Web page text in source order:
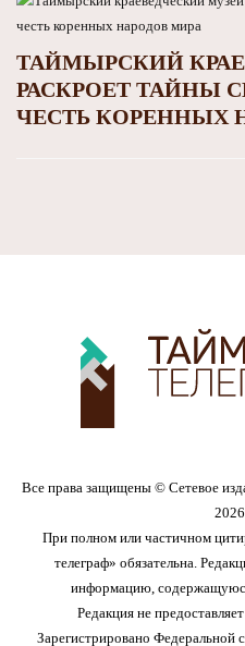
ТАЙМЫРСКИЙ
РАСКРОЕТ ТАЙНЫ
ЧЕСТЬ КОРЕННЫХ
Все права защищены © Сетевое
При полном или частичном
телеграф» обязательна.
информацию,
Редакция не
Зарегистрировано Федеральной